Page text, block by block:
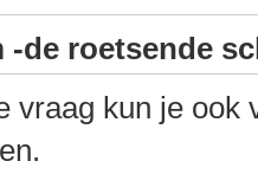
-de roetsende
vraag kun je ook